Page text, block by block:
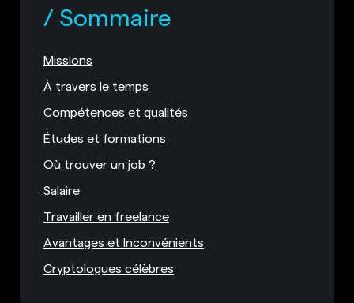
Sommaire
Missions
À travers le temps
Compétences et qualités
Études et formations
Où trouver un job ?
Salaire
Travailler en freelance
Avantages et Inconvénients
Cryptologues célèbres